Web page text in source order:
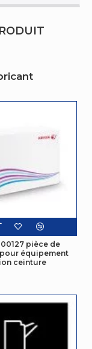
pièce de
équipement
ceinture